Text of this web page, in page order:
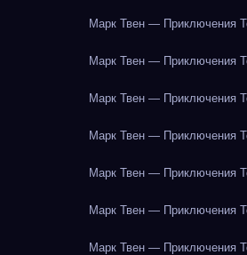
Марк Твен — Приключения
Марк Твен — Приключения
Марк Твен — Приключения
Марк Твен — Приключения
Марк Твен — Приключения
Марк Твен — Приключения
Марк Твен — Приключения